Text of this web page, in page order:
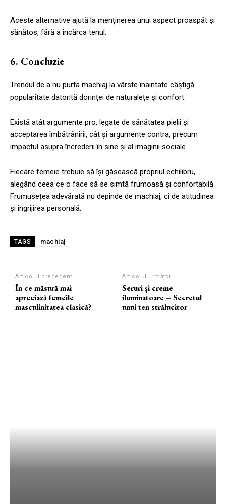
Aceste alternative ajută la menținerea unui aspect proaspăt și
sănătos, fără a încărca tenul.
6. Concluzie
Trendul de a nu purta machiaj la vârste înaintate câștigă
popularitate datorită dorinței de naturalețe și confort.
Există atât argumente pro, legate de sănătatea pielii și
acceptarea îmbătrânirii, cât și argumente contra, precum
impactul asupra încrederii în sine și al imaginii sociale.
Fiecare femeie trebuie să își găsească propriul echilibru,
alegând ceea ce o face să se simtă frumoasă și confortabilă.
Frumusețea adevărată nu depinde de machiaj, ci de atitudinea
și îngrijirea personală.
TAGS machiaj
Articolul precedent
În ce măsură mai
apreciază femeile
masculinitatea clasică?
Articolul următor
Seruri și creme
iluminatoare – Secretul
unui ten strălucitor